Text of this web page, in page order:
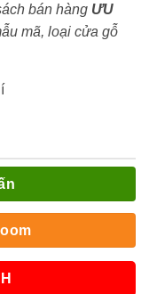
bán hàng ƯU
mã, loại cửa gỗ